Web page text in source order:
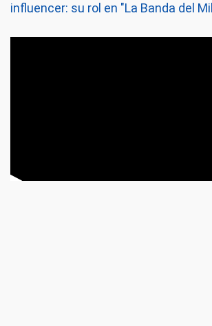
influencer: su rol en "La Banda del